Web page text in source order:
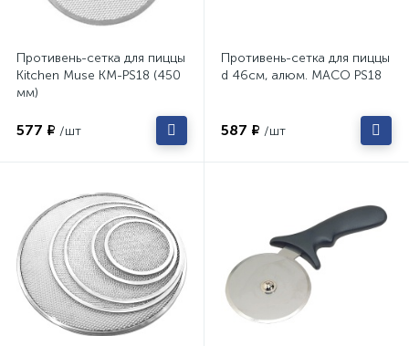
Противень-сетка для пиццы
Kitchen Muse KM-PS18 (450
мм)
577 ₽ /шт
Противень-сетка для пиццы
d 46см, алюм. MACO PS18
587 ₽ /шт